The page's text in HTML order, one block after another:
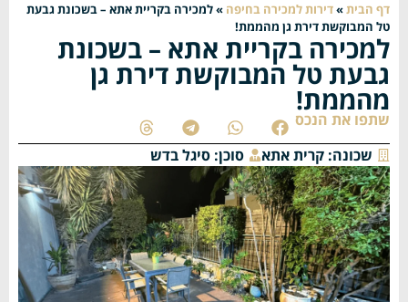
דף הבית»דירות למכירה בחיפה »למכירה בקריית אתא – בשכונת גבעת
טל המבוקשת דירת גן מהממת!
למכירה בקריית אתא – בשכונת
גבעת טל המבוקשת דירת גן
מהממת!
שתפו את הנכס
שכונה: קרית אתא סוכן: סיגל בדש